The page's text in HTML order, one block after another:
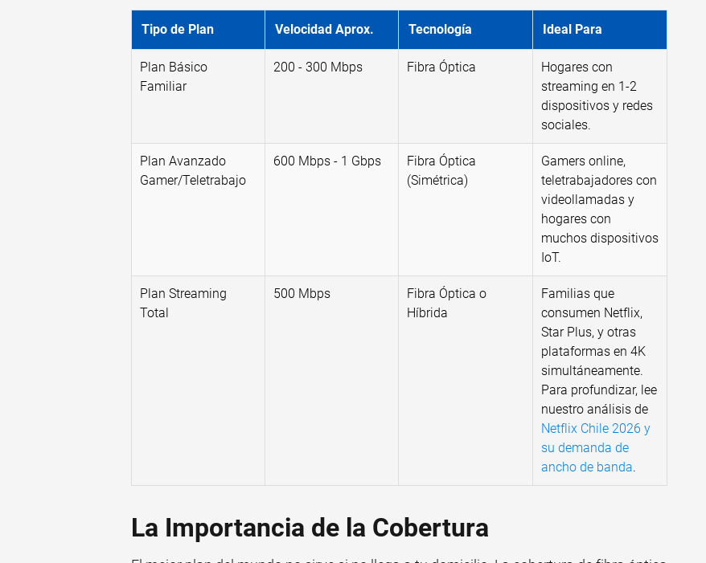
Tipo de Plan Velocidad Aprox. Tecnología Ideal Para
Plan Básico
Familiar
200 - 300 Mbps Fibra Óptica
Hogares con
streaming en 1-2
dispositivos y redes
sociales.
Plan Avanzado
Gamer/Teletrabajo
600 Mbps - 1 Gbps
Fibra Óptica
(Simétrica)
Gamers online,
teletrabajadores con
videollamadas y
hogares con
muchos dispositivos
IoT.
Plan Streaming
Total
500 Mbps
Fibra Óptica o
Híbrida
Familias que
consumen Netflix,
Star Plus, y otras
plataformas en 4K
simultáneamente.
Para profundizar, lee
nuestro análisis de
Netflix Chile 2026 y
su demanda de
ancho de banda.
La Importancia de la Cobertura